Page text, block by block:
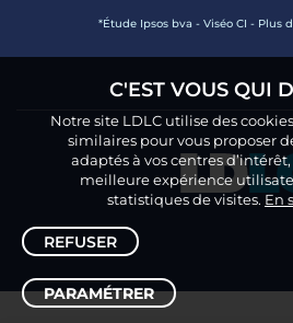
*Étude Ipsos bva - Viséo CI - Plus
C'EST VOUS QUI
Notre site LDLC utilise des
similaires pour vous proposer
adaptés à vos centres
meilleure expérience
statistiques de visites. En
REFUSER
PARAMÉTRER